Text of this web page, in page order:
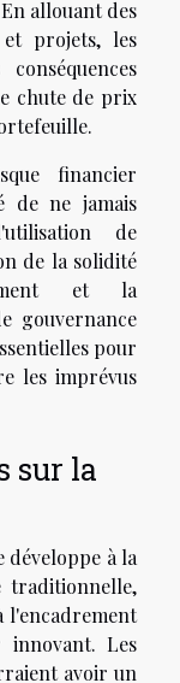
allouant des
projets, les
chute de prix
financier
de ne jamais
de
de la solidité
et la
gouvernance
pour
les imprévus
sur la
développe à la
traditionnelle,
l'encadrement
Les
avoir un